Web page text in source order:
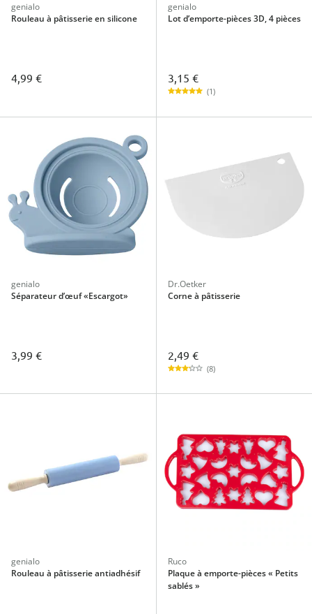
genialo
Rouleau à pâtisserie en silicone
4,99 €
genialo
Lot d’emporte-pièces 3D, 4 pièces
3,15 €
(1)
genialo
Séparateur d’œuf «Escargot»
3,99 €
Dr.Oetker
Corne à pâtisserie
2,49 €
(8)
genialo
Rouleau à pâtisserie antiadhésif
Ruco
Plaque à emporte-pièces « Petits
sablés »